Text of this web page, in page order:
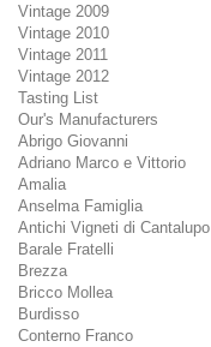
Vintage 2009
Vintage 2010
Vintage 2011
Vintage 2012
Tasting List
Our's Manufacturers
Abrigo Giovanni
Adriano Marco e Vittorio
Amalia
Anselma Famiglia
Antichi Vigneti di Cantalupo
Barale Fratelli
Brezza
Bricco Mollea
Burdisso
Conterno Franco